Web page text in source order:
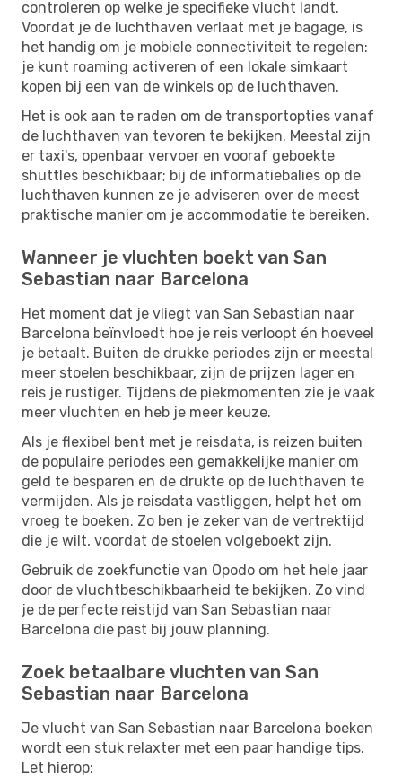
controleren op welke je specifieke vlucht landt.
Voordat je de luchthaven verlaat met je bagage, is
het handig om je mobiele connectiviteit te regelen:
je kunt roaming activeren of een lokale simkaart
kopen bij een van de winkels op de luchthaven.
Het is ook aan te raden om de transportopties vanaf
de luchthaven van tevoren te bekijken. Meestal zijn
er taxi's, openbaar vervoer en vooraf geboekte
shuttles beschikbaar; bij de informatiebalies op de
luchthaven kunnen ze je adviseren over de meest
praktische manier om je accommodatie te bereiken.
Wanneer je vluchten boekt van San
Sebastian naar Barcelona
Het moment dat je vliegt van San Sebastian naar
Barcelona beïnvloedt hoe je reis verloopt én hoeveel
je betaalt. Buiten de drukke periodes zijn er meestal
meer stoelen beschikbaar, zijn de prijzen lager en
reis je rustiger. Tijdens de piekmomenten zie je vaak
meer vluchten en heb je meer keuze.
Als je flexibel bent met je reisdata, is reizen buiten
de populaire periodes een gemakkelijke manier om
geld te besparen en de drukte op de luchthaven te
vermijden. Als je reisdata vastliggen, helpt het om
vroeg te boeken. Zo ben je zeker van de vertrektijd
die je wilt, voordat de stoelen volgeboekt zijn.
Gebruik de zoekfunctie van Opodo om het hele jaar
door de vluchtbeschikbaarheid te bekijken. Zo vind
je de perfecte reistijd van San Sebastian naar
Barcelona die past bij jouw planning.
Zoek betaalbare vluchten van San
Sebastian naar Barcelona
Je vlucht van San Sebastian naar Barcelona boeken
wordt een stuk relaxter met een paar handige tips.
Let hierop: